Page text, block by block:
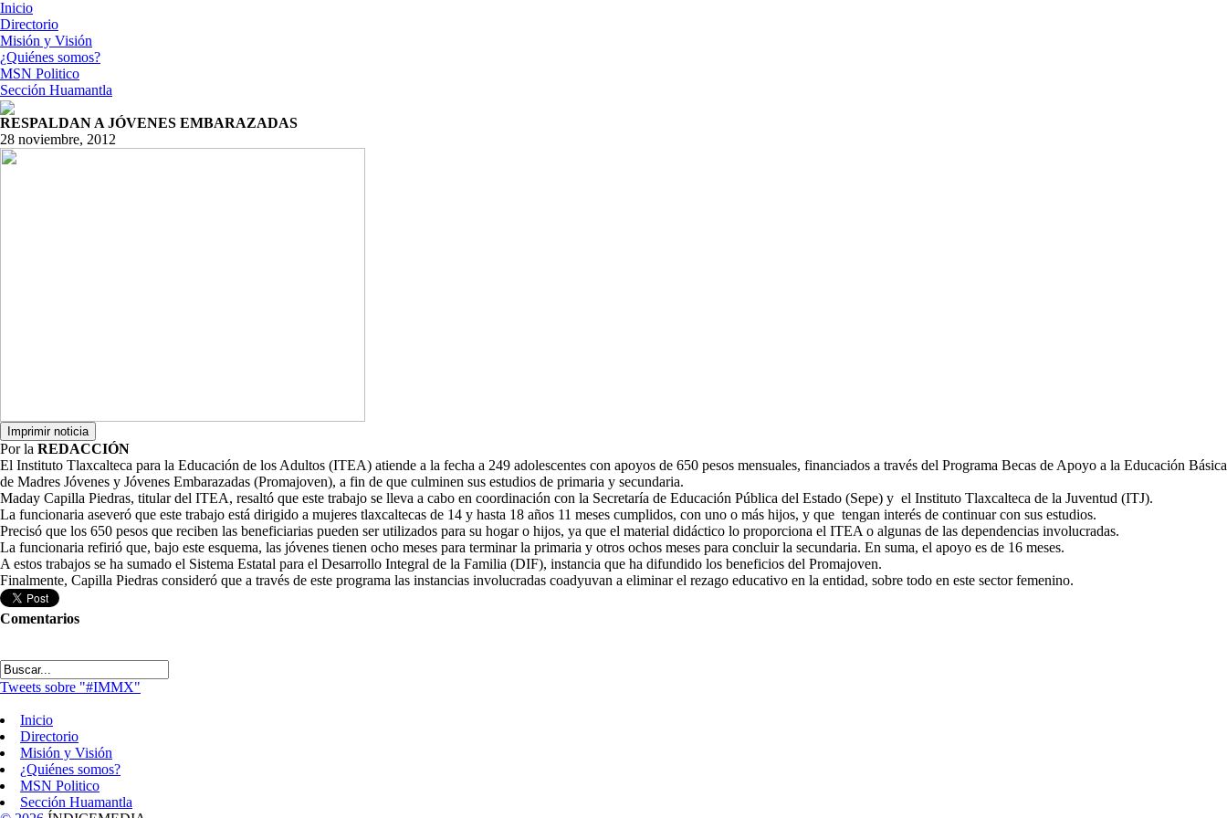
Inicio
Directorio
Misión y Visión
¿Quiénes somos?
MSN Politico
Sección Huamantla
RESPALDAN A JÓVENES EMBARAZADAS
28 noviembre, 2012
Por la REDACCIÓN
El Instituto Tlaxcalteca para la Educación de los Adultos (ITEA) atiende a la fecha a 249 adolescentes con apoyos de 650 pesos mensuales, financiados a través del Programa Becas de Apoyo a la Educación Básica
de Madres Jóvenes y Jóvenes Embarazadas (Promajoven), a fin de que culminen sus estudios de primaria y secundaria.
Maday Capilla Piedras, titular del ITEA, resaltó que este trabajo se lleva a cabo en coordinación con la Secretaría de Educación Pública del Estado (Sepe) y el Instituto Tlaxcalteca de la Juventud (ITJ).
La funcionaria aseveró que este trabajo está dirigido a mujeres tlaxcaltecas de 14 y hasta 18 años 11 meses cumplidos, con uno o más hijos, y que tengan interés de continuar con sus estudios.
Precisó que los 650 pesos que reciben las beneficiarias pueden ser utilizados para su hogar o hijos, ya que el material didáctico lo proporciona el ITEA o algunas de las dependencias involucradas.
La funcionaria refirió que, bajo este esquema, las jóvenes tienen ocho meses para terminar la primaria y otros ochos meses para concluir la secundaria. En suma, el apoyo es de 16 meses.
A estos trabajos se ha sumado el Sistema Estatal para el Desarrollo Integral de la Familia (DIF), instancia que ha difundido los beneficios del Promajoven.
Finalmente, Capilla Piedras consideró que a través de este programa las instancias involucradas coadyuvan a eliminar el rezago educativo en la entidad, sobre todo en este sector femenino.
Comentarios
Tweets sobre "#IMMX"
Inicio
Directorio
Misión y Visión
¿Quiénes somos?
MSN Politico
Sección Huamantla